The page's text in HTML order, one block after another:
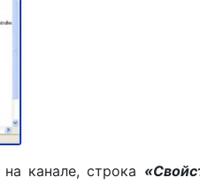
канале, строка